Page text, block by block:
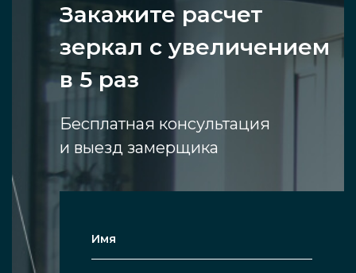
Закажите расчет
зеркал с увеличением
в 5 раз
Бесплатная консультация
и выезд замерщика